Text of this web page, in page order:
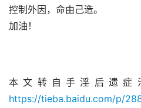
控制外因，命由己造。
加油！
本文转自手淫后遗症
https://tieba.baidu.com/p/